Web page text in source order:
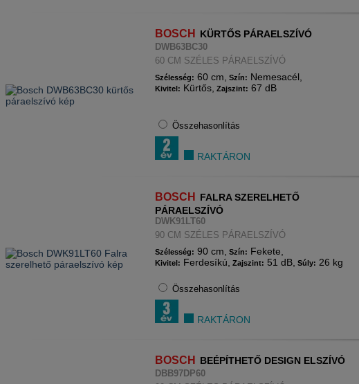
BOSCH KÜRTŐS PÁRAELSZÍVÓ
DWB63BC30
60 CM SZÉLES PÁRAELSZÍVÓ
Szélesség: 60 cm, Szín: Nemesacél,
Kivitel: Kürtős, Zajszint: 67 dB
Összehasonlítás
RAKTÁRON
BOSCH
FALRA SZERELHETŐ
PÁRAELSZÍVÓ
DWK91LT60
90 CM SZÉLES PÁRAELSZÍVÓ
Szélesség: 90 cm, Szín: Fekete,
Kivitel: Ferdesíkú, Zajszint: 51 dB, Súly: 26 kg
Összehasonlítás
RAKTÁRON
BOSCH BEÉPÍTHETŐ DESIGN ELSZÍVÓ
DBB97DP60